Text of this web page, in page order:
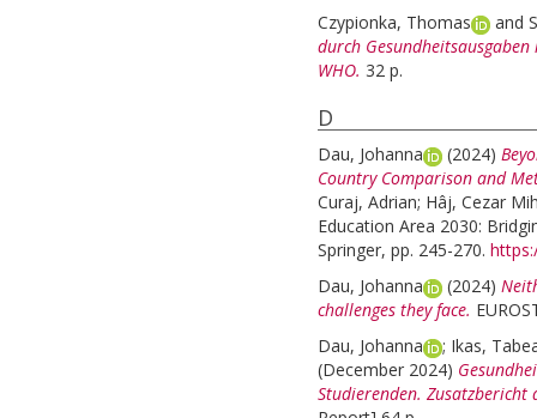
Czypionka, Thomas
and
durch
WHO. 32 p.
D
Dau, Johanna (2024)
Country Comparison and
Curaj, Adrian; Hâj, Cezar
Education Area 2030:
Springer, pp. 245-270.
Dau, Johanna
(2024)
challenges they face.
Dau, Johanna
; Ikas,
(December 2024)
Studierenden. Zusatzbericht